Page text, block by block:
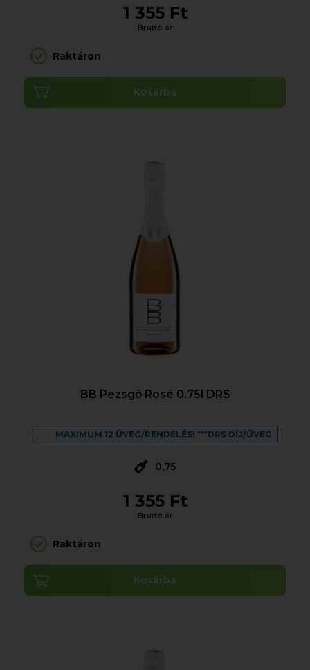
1 355 Ft
Bruttó ár
Raktáron
Kosárba
BB Pezsgő Rosé 0.75l DRS
MAXIMUM 12 ÜVEG/RENDELÉS! ***DRS DÍJ/ÜVEG
0,75
1 355 Ft
Bruttó ár
Raktáron
Kosárba